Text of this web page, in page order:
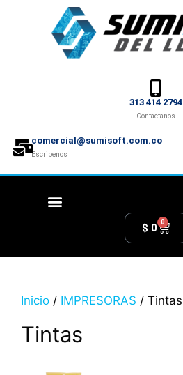
313 414 2794
Contactanos
comercial@sumisoft.com.co
Escribenos
$ 0 0
Inicio / IMPRESORAS / Tintas
Tintas